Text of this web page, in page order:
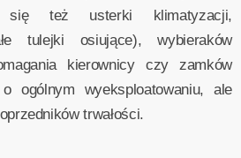
się też usterki klimatyzacji,
tulejki osiujące), wybieraków
kierownicy czy zamków
ogólnym wyeksploatowaniu, ale
trwałości.